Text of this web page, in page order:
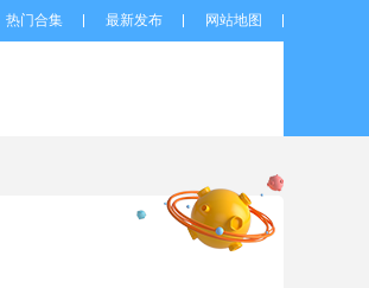
热门合集 最新发布 网站地图